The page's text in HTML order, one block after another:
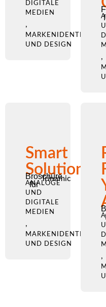
DIGITALE
MEDIEN
,
MARKENIDENTITÄT
UND DESIGN
,
Smart
Solutions
Broschüre
für
Trinamic
ANALOGE
UND
DIGITALE
MEDIEN
,
MARKENIDENTITÄT
UND DESIGN
,